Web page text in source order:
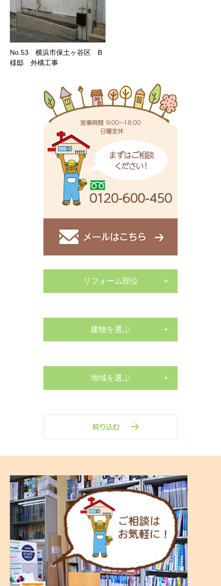
No.53 横浜市保土ヶ谷区 B
様邸 外構工事
リフォーム部位
水栓交換工事
室内リフォーム
玄関リフォーム
防水工事
外壁塗装工事
屋根リフォーム
キッチンリフォーム
建物を選ぶ
マンション地域を選ぶ
保土ヶ谷区
戸塚区
港南区
磯子区
その他